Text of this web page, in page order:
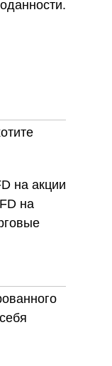
на акции
на